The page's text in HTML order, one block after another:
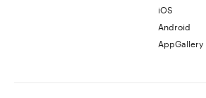
iOS
Android
AppGallery